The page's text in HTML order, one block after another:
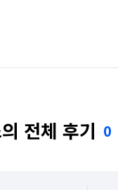
전체 후기 0